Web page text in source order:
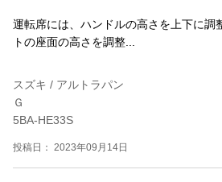
運転席には、ハンドルの高さを上下に調
トの座面の高さを調整...
スズキ / アルトラパン
Ｇ
5BA-HE33S
投稿日： 2023年09月14日